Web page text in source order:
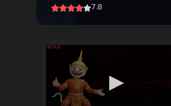
7.8